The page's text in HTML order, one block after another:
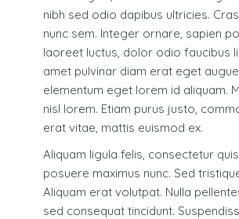
nibh sed odio dapibus ultricies.
nunc sem. Integer ornare, sapien
laoreet luctus, dolor odio faucibus
amet pulvinar diam erat eget
elementum eget lorem id aliquam.
nisl lorem. Etiam purus justo,
erat vitae, mattis euismod ex.
Aliquam ligula felis, consectetur
posuere maximus nunc. Sed
Aliquam erat volutpat. Nulla
sed consequat tincidunt.